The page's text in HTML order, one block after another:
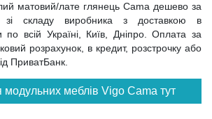
матовий/лате глянець Cama дешево за
зі складу виробника з доставкою в
по всій Україні, Київ, Дніпро. Оплата за
розрахунок, в кредит, розстрочку або
ПриватБанк.
модульних меблів Vigo Cama тут